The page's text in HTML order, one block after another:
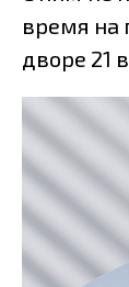
время на
дворе 21